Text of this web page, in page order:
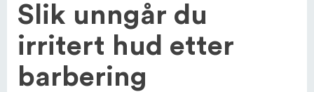
OM EFI
KUNDESERVICE
Slik unngår du
irritert hud etter
barbering